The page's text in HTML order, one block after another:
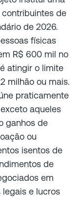
de
de 2026.
físicas
R$ 600 mil no
atingir o limite
milhão ou mais.
praticamente
aqueles
ganhos de
ou
isentos de
de
em
e lucros